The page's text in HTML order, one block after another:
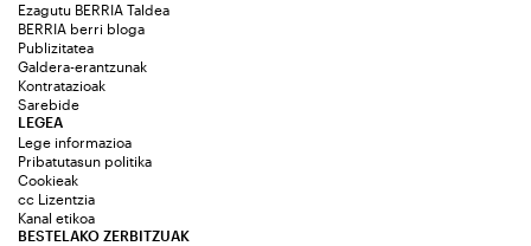
Ezagutu BERRIA Taldea
BERRIA berri bloga
Publizitatea
Galdera-erantzunak
Kontratazioak
Sarebide
LEGEA
Lege informazioa
Pribatutasun politika
Cookieak
cc Lizentzia
Kanal etikoa
BESTELAKO ZERBITZUAK